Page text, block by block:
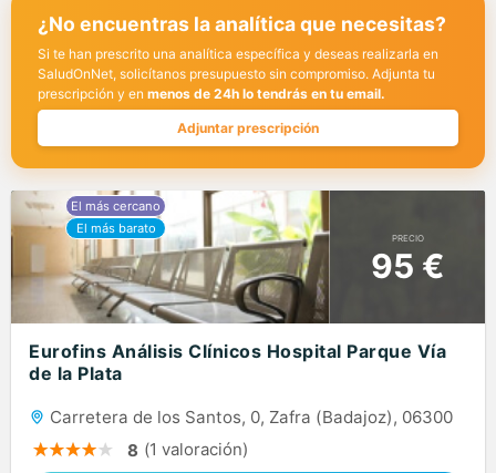
¿No encuentras la analítica que necesitas?
Si te han prescrito una analítica específica y deseas realizarla en
SaludOnNet, solicítanos presupuesto sin compromiso. Adjunta tu
prescripción y en menos de 24h lo tendrás en tu email.
Adjuntar prescripción
PRECIO
95 €
Eurofins Análisis Clínicos Hospital Parque Vía
de la Plata
Carretera de los Santos, 0, Zafra (Badajoz), 06300
8 (1 valoración)